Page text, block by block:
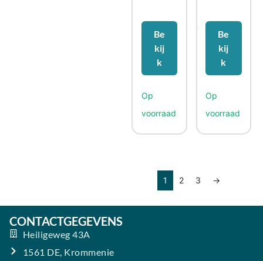
Be
kij
k
Be
kij
k
1 2 3 →
CONTACTGEGEVENS
Heiligeweg 43A
1561 DE, Krommenie